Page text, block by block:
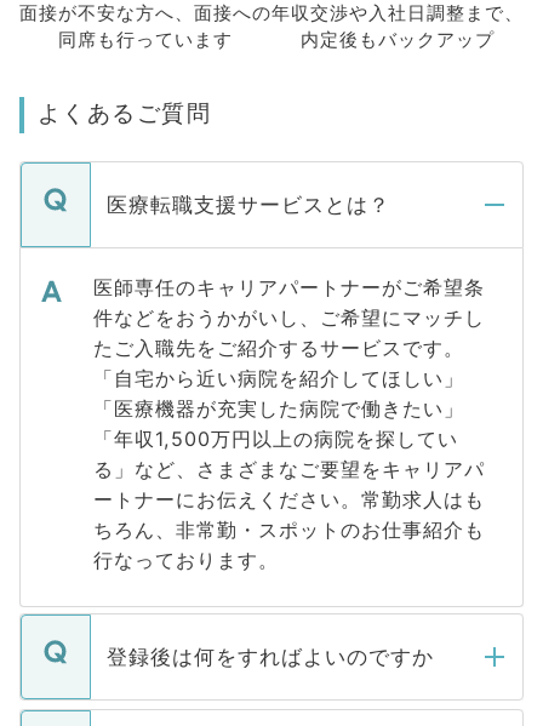
面接が不安な方へ、 面接への
同席も行っています
年収交渉や入社日調整まで、
内定後もバックアップ
よくあるご質問
医療転職支援サービスとは？
医師専任のキャリアパートナーがご希望条
件などをおうかがいし、ご希望にマッチし
たご入職先をご紹介するサービスです。
「自宅から近い病院を紹介してほしい」
「医療機器が充実した病院で働きたい」
「年収1,500万円以上の病院を探してい
る」など、さまざまなご要望をキャリアパ
ートナーにお伝えください。常勤求人はも
ちろん、非常勤・スポットのお仕事紹介も
行なっております。
登録後は何をすればよいのですか
ご登録いただきましたら、弊社担当者がご